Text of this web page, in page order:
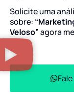
Solicite uma
sobre:
Veloso”agora